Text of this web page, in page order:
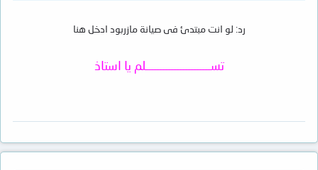
رد: لو انت مبتدئ فى صيانة مازربود ادخل هنا
تســـــــــــــــــــــــلم يا استاذ